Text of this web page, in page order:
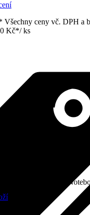
ceny vč. DPH a
Kč*/ ks
Monitor / displej, TV,